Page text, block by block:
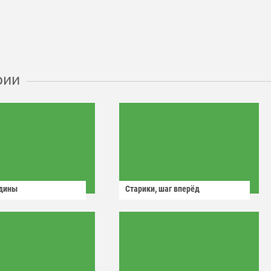
Старики, шаг вперёд